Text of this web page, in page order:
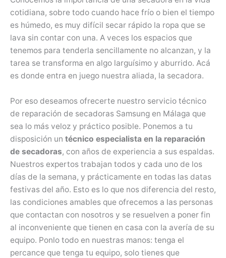
cotidiana, sobre todo cuando hace frío o bien el tiempo
es húmedo, es muy difícil secar rápido la ropa que se
lava sin contar con una. A veces los espacios que
tenemos para tenderla sencillamente no alcanzan, y la
tarea se transforma en algo larguísimo y aburrido. Acá
es donde entra en juego nuestra aliada, la secadora.
Por eso deseamos ofrecerte nuestro servicio técnico
de reparación de secadoras Samsung en Málaga que
sea lo más veloz y práctico posible. Ponemos a tu
disposición un técnico especialista en la reparación
de secadoras, con años de experiencia a sus espaldas.
Nuestros expertos trabajan todos y cada uno de los
días de la semana, y prácticamente en todas las datas
festivas del año. Esto es lo que nos diferencia del resto,
las condiciones amables que ofrecemos a las personas
que contactan con nosotros y se resuelven a poner fin
al inconveniente que tienen en casa con la avería de su
equipo. Ponlo todo en nuestras manos: tenga el
percance que tenga tu equipo, solo tienes que